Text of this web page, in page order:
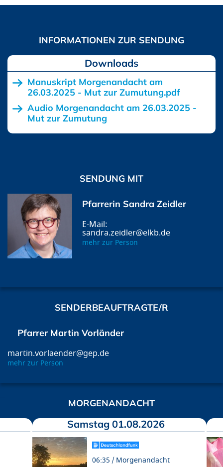
Downloads
Manuskript Morgenandacht am
26.03.2025 - Mut zur Zumutung.pdf
Audio Morgenandacht am 26.03.2025 -
Mut zur Zumutung
SENDUNG MIT
Pfarrerin Sandra Zeidler
sandra.zeidler@elkb.de
mehr zur Person
SENDERBEAUFTRAGTE/R
Pfarrer Martin Vorländer
martin.vorlaender@gep.de
mehr zur Person
MORGENANDACHT
Samstag 01.08.2026
06:35 Morgenandacht